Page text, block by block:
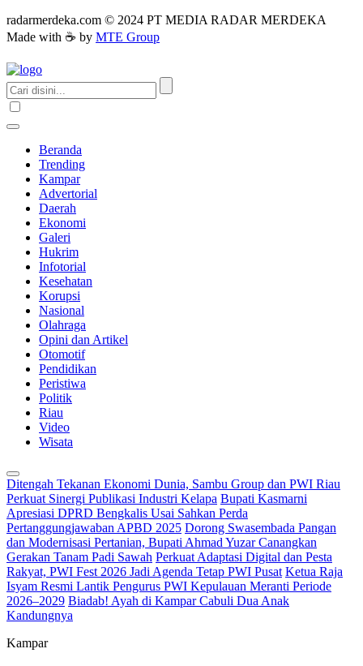
radarmerdeka.com © 2024 PT MEDIA RADAR MERDEKA
Made with ☕ by MTE Group
Beranda
Trending
Kampar
Advertorial
Daerah
Ekonomi
Galeri
Hukrim
Infotorial
Kesehatan
Korupsi
Nasional
Olahraga
Opini dan Artikel
Otomotif
Pendidikan
Peristiwa
Politik
Riau
Video
Wisata
Ditengah Tekanan Ekonomi Dunia, Sambu Group dan PWI Riau
Perkuat Sinergi Publikasi Industri Kelapa Bupati Kasmarni
Apresiasi DPRD Bengkalis Usai Sahkan Perda
Pertanggungjawaban APBD 2025 Dorong Swasembada Pangan
dan Modernisasi Pertanian, Bupati Ahmad Yuzar Canangkan
Gerakan Tanam Padi Sawah Perkuat Adaptasi Digital dan Pesta
Rakyat, PWI Fest 2026 Jadi Agenda Tetap PWI Pusat Ketua Raja
Isyam Resmi Lantik Pengurus PWI Kepulauan Meranti Periode
2026–2029 Biadab! Ayah di Kampar Cabuli Dua Anak
Kandungnya
Kampar